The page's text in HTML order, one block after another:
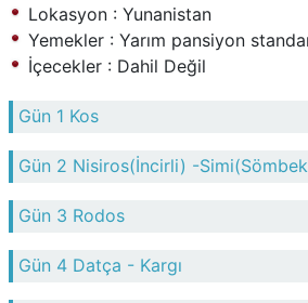
Lokasyon : Yunanistan
Yemekler : Yarım pansiyon
İçecekler : Dahil Değil
Gün 1 Kos
Gün 2 Nisiros(İncirli) -
Gün 3 Rodos
Gün 4 Datça - Kargı